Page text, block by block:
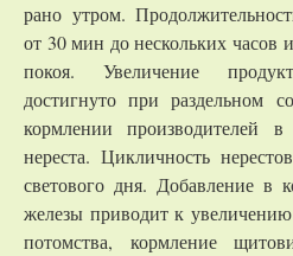
рано утром.
от 30 мин до нескольких часов
покоя. Увеличение
достигнуто при раздельном
кормлении производителей
нереста. Цикличность
светового дня. Добавление в
железы приводит к
потомства, кормление